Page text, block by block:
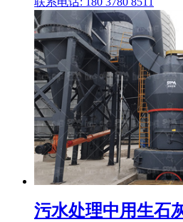
污水处理中用生石